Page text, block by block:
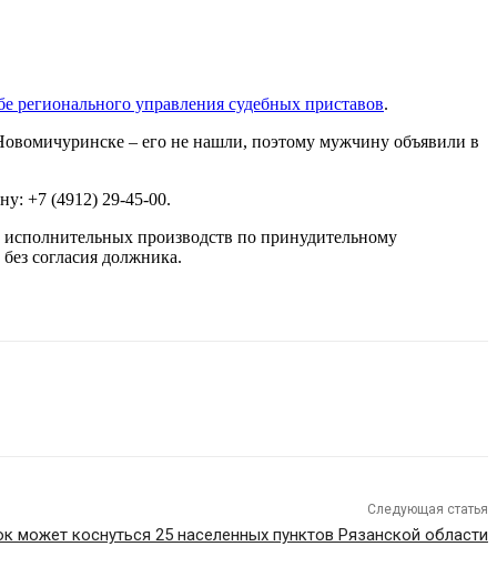
регионального управления судебных приставов.
– его не нашли, поэтому мужчину объявили в
+7 (4912) 29-45-00.
производств по принудительному
согласия должника.
Следующая статья
может коснуться 25 населенных пунктов Рязанской области